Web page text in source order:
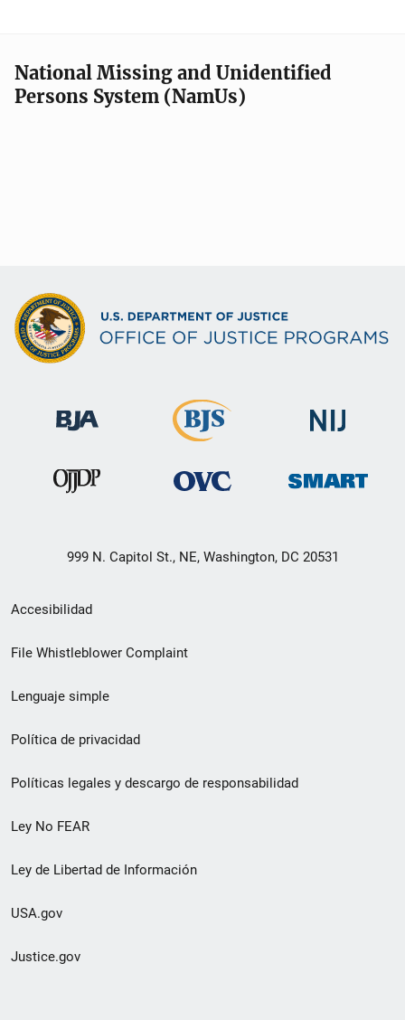
National Missing and Unidentified
Persons System (NamUs)
999 N. Capitol St., NE, Washington, DC 20531
Menú
de
de
pie
de
página
Accesibilidad
File Whistleblower Complaint
Lenguaje simple
Política de privacidad
Políticas legales y descargo de responsabilidad
Ley No FEAR
Ley de Libertad de Información
USA.gov
Justice.gov